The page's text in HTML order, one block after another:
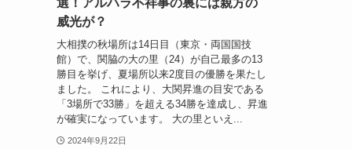
選！アルハラ不祥事の裏には親方の
威光が？
大相撲の秋場所は14日目（東京・両国国技
館）で、関脇の大の里（24）が自己最多の13
勝目を挙げ、夏場所以来2度目の優勝を果たし
ました。 これにより、大関昇進の目安である
「3場所で33勝」を超える34勝を達成し、昇進
が確実になっています。 大の里といえ...
2024年9月22日